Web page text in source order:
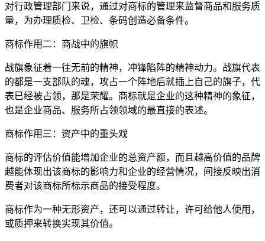
对行政管理部门来说，通过对商标的管理来监督商品和服务质
量，为办理质检、卫检、条码创造必备条件。
商标作用二：商战中的旗帜
战旗象征着一往无前的精神，冲锋陷阵的精神动力。战旗代表
的都是一支部队的魂，攻占一个阵地后就插上自己的旗子，代
表已经被占领，那是荣耀。商标就是企业的这种精神的象征，
也是企业商品、服务所占领领域的最直接的表述。
商标作用三：资产中的重头戏
商标的评估价值能增加企业的总资产额，而且越高价值的品牌
越能体现出该商标的影响力和企业的经营情况，间接反映出消
费者对该商标所标示商品的接受程度。
商标作为一种无形资产，还可以通过转让，许可给他人使用，
或质押来转换实现其价值。